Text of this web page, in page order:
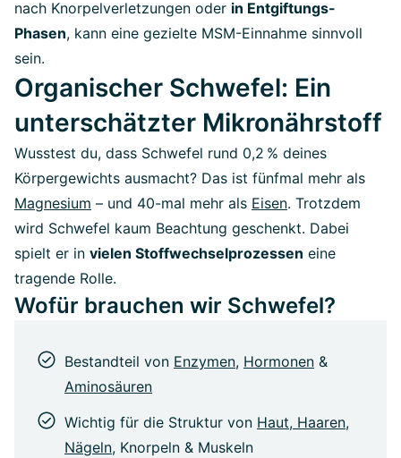
nach Knorpelverletzungen oder in Entgiftungs-
Phasen, kann eine gezielte MSM-Einnahme sinnvoll
sein.
Organischer Schwefel: Ein
unterschätzter Mikronährstoff
Wusstest du, dass Schwefel rund 0,2 % deines
Körpergewichts ausmacht? Das ist fünfmal mehr als
Magnesium – und 40-mal mehr als Eisen. Trotzdem
wird Schwefel kaum Beachtung geschenkt. Dabei
spielt er in vielen Stoffwechselprozessen eine
tragende Rolle.
Wofür brauchen wir Schwefel?
Bestandteil von Enzymen, Hormonen &
Aminosäuren
Wichtig für die Struktur von Haut, Haaren,
Nägeln, Knorpeln & Muskeln